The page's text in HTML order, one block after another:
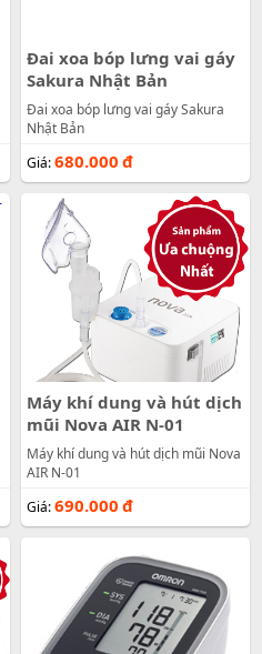
Đai xoa bóp lưng vai gáy
Sakura Nhật Bản
Đai xoa bóp lưng vai gáy Sakura
Nhật Bản
Giá:680.000 đ
Máy khí dung và hút dịch
mũi Nova AIR N-01
Máy khí dung và hút dịch mũi Nova
AIR N-01
Giá:690.000 đ